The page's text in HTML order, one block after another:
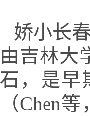
娇小长
由吉林大
石，是早
（Chen